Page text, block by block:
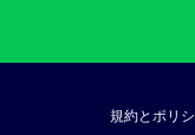
規約とポリ